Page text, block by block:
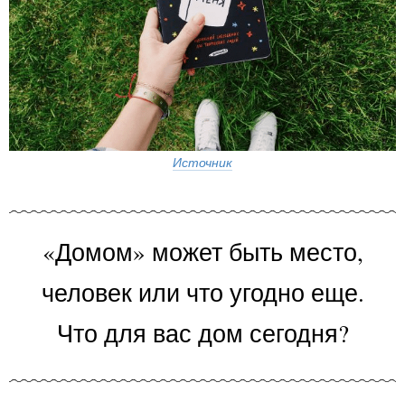
Источник
«Домом» может быть место,
человек или что угодно еще.
Что для вас дом сегодня?